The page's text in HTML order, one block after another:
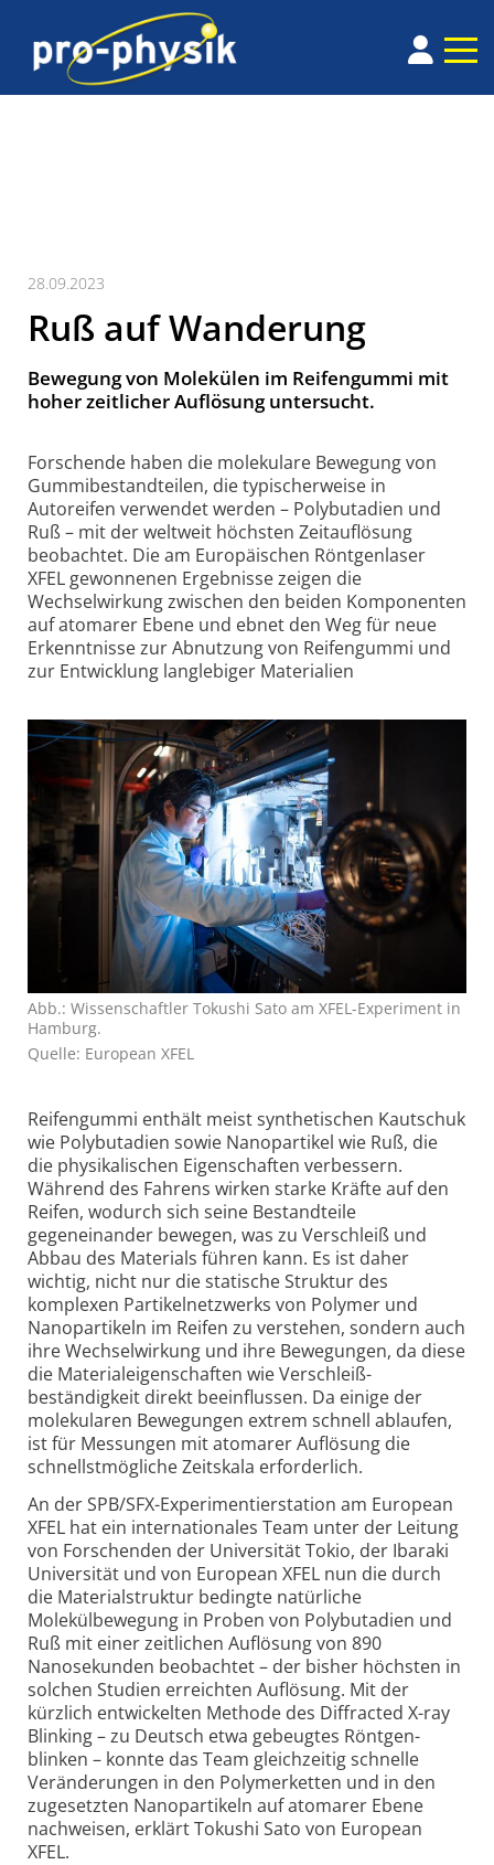
28.09.2023
Ruß auf Wanderung
Bewegung von Molekülen im Reifengummi mit
hoher zeitlicher Auflösung untersucht.
Forschende haben die molekulare Bewegung von
Gummibestandteilen, die typischerweise in
Autoreifen verwendet werden – Polybutadien und
Ruß – mit der weltweit höchsten Zeitauflösung
beobachtet. Die am Europäischen Röntgenlaser
XFEL gewonnenen Ergebnisse zeigen die
Wechselwirkung zwischen den beiden Komponenten
auf atomarer Ebene und ebnet den Weg für neue
Erkenntnisse zur Abnutzung von Reifengummi und
zur Entwicklung langlebiger Materialien
Abb.: Wissenschaftler Tokushi Sato am XFEL-Experiment in
Hamburg.
Quelle: European XFEL
Reifengummi enthält meist synthetischen Kautschuk
wie Polybutadien sowie Nanopartikel wie Ruß, die
die physikalischen Eigenschaften verbessern.
Während des Fahrens wirken starke Kräfte auf den
Reifen, wodurch sich seine Bestandteile
gegeneinander bewegen, was zu Verschleiß und
Abbau des Materials führen kann. Es ist daher
wichtig, nicht nur die statische Struktur des
komplexen Partikelnetzwerks von Polymer und
Nanopartikeln im Reifen zu verstehen, sondern auch
ihre Wechselwirkung und ihre Bewegungen, da diese
die Materialeigenschaften wie Verschleiß­
beständigkeit direkt beeinflussen. Da einige der
molekularen Bewegungen extrem schnell ablaufen,
ist für Messungen mit atomarer Auflösung die
schnellstmögliche Zeitskala erforderlich.
An der SPB/SFX-Experimentier­station am European
XFEL hat ein internationales Team unter der Leitung
von Forschenden der Universität Tokio, der Ibaraki
Universität und von European XFEL nun die durch
die Materialstruktur bedingte natürliche
Molekülbewegung in Proben von Polybutadien und
Ruß mit einer zeitlichen Auflösung von 890
Nanosekunden beobachtet – der bisher höchsten in
solchen Studien erreichten Auflösung. Mit der
kürzlich entwickelten Methode des Diffracted X-ray
Blinking – zu Deutsch etwa gebeugtes Röntgen­
blinken – konnte das Team gleichzeitig schnelle
Veränderungen in den Polymerketten und in den
zugesetzten Nanopartikeln auf atomarer Ebene
nachweisen, erklärt Tokushi Sato von European
XFEL.